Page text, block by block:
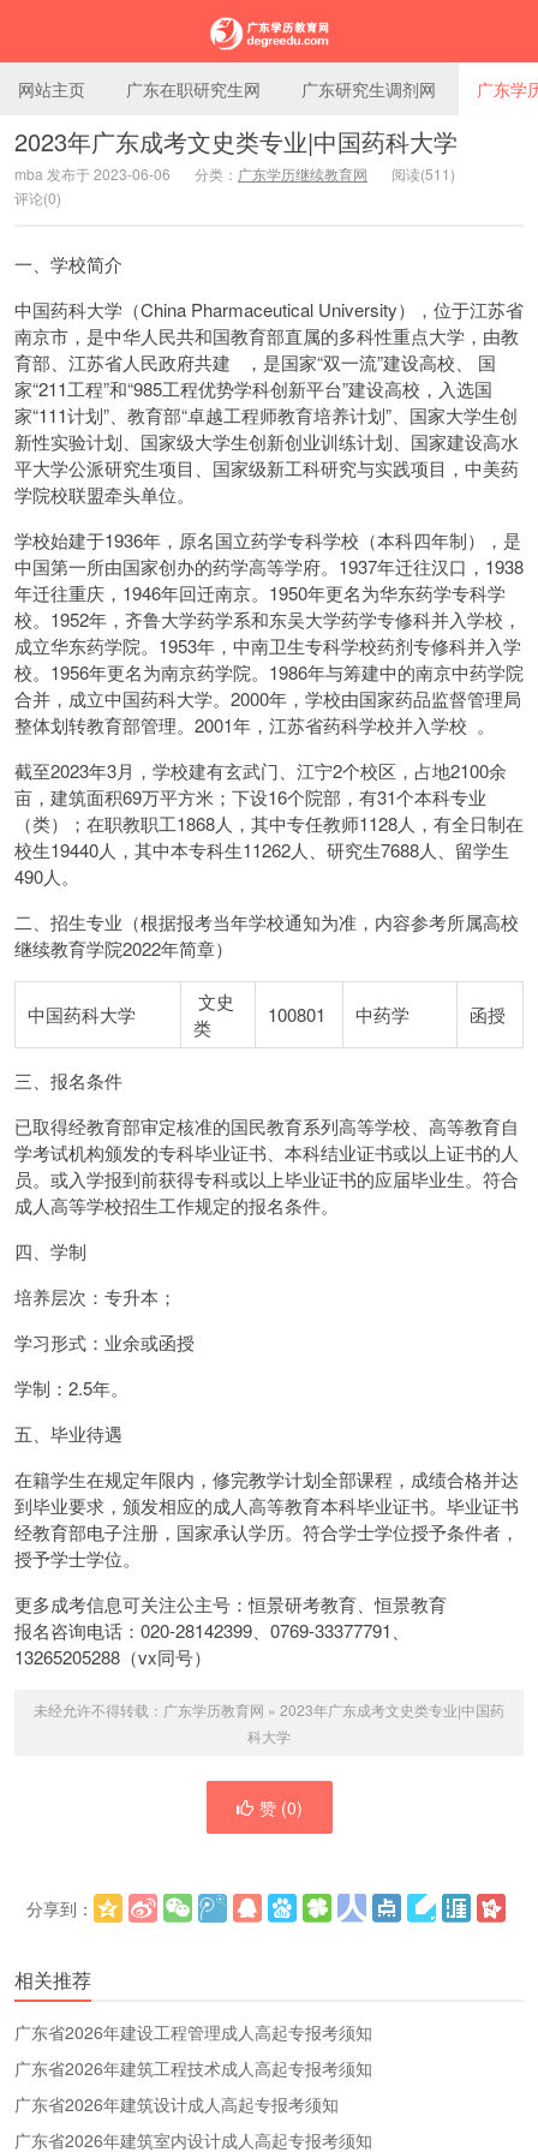
广东学历教育网
网站主页 广东在职研究生网 广东研究生调剂网 广东学
2023年广东成考文史类专业|中国药科大学
mba 发布于 2023-06-06 分类： 广东学历继续教育网
阅读(511)
评论(0)
一、学校简介
中国药科大学（China Pharmaceutical University），位于江苏省
南京市，是中华人民共和国教育部直属的多科性重点大学，由教
育部、江苏省人民政府共建 ，是国家“双一流”建设高校、 国
家“211工程”和“985工程优势学科创新平台”建设高校，入选国
家“111计划”、教育部“卓越工程师教育培养计划”、国家大学生创
新性实验计划、国家级大学生创新创业训练计划、国家建设高水
平大学公派研究生项目、国家级新工科研究与实践项目，中美药
学院校联盟牵头单位。
学校始建于1936年，原名国立药学专科学校（本科四年制），是
中国第一所由国家创办的药学高等学府。1937年迁往汉口，1938
年迁往重庆，1946年回迁南京。1950年更名为华东药学专科学
校。1952年，齐鲁大学药学系和东吴大学药学专修科并入学校，
成立华东药学院。1953年，中南卫生专科学校药剂专修科并入学
校。1956年更名为南京药学院。1986年与筹建中的南京中药学院
合并，成立中国药科大学。2000年，学校由国家药品监督管理局
整体划转教育部管理。2001年，江苏省药科学校并入学校 。
截至2023年3月，学校建有玄武门、江宁2个校区，占地2100余
亩，建筑面积69万平方米；下设16个院部，有31个本科专业
（类）；在职教职工1868人，其中专任教师1128人，有全日制在
校生19440人，其中本专科生11262人、研究生7688人、留学生
490人。
二、招生专业（根据报考当年学校通知为准，内容参考所属高校
继续教育学院2022年简章）
中国药科大学
文史
类
100801 中药学 函授
三、报名条件
已取得经教育部审定核准的国民教育系列高等学校、高等教育自
学考试机构颁发的专科毕业证书、本科结业证书或以上证书的人
员。或入学报到前获得专科或以上毕业证书的应届毕业生。符合
成人高等学校招生工作规定的报名条件。
四、学制
培养层次：专升本；
学习形式：业余或函授
学制：2.5年。
五、毕业待遇
在籍学生在规定年限内，修完教学计划全部课程，成绩合格并达
到毕业要求，颁发相应的成人高等教育本科毕业证书。毕业证书
经教育部电子注册，国家承认学历。符合学士学位授予条件者，
授予学士学位。
更多成考信息可关注公主号：恒景研考教育、恒景教育
报名咨询电话：020-28142399、0769-33377791、
13265205288（vx同号）
未经允许不得转载： 广东学历教育网 » 2023年广东成考文史类专业|中国药
科大学
赞 (0)
分享到：
相关推荐
广东省2026年建设工程管理成人高起专报考须知
广东省2026年建筑工程技术成人高起专报考须知
广东省2026年建筑设计成人高起专报考须知
广东省2026年建筑室内设计成人高起专报考须知